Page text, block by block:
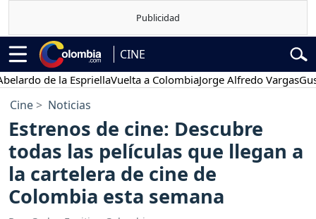
CINE
de la EspriellaVuelta a ColombiaJorge Alfredo VargasGustavo
Cine Noticias
Estrenos de cine: Descubre
todas las películas que llegan a
la cartelera de cine de
Colombia esta semana